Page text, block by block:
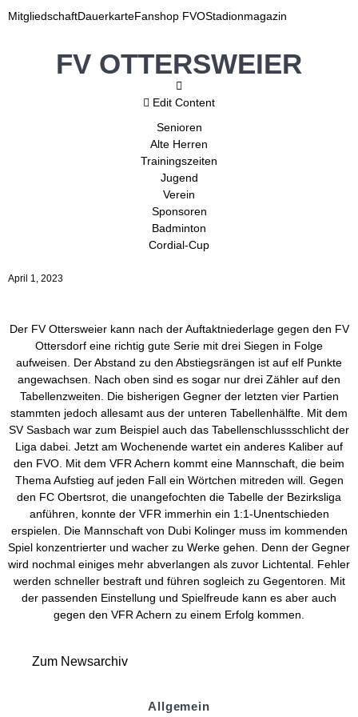
MitgliedschaftDauerkarteFanshop FVOStadionmagazin
FV OTTERSWEIER
Edit Content
Senioren
Alte Herren
Trainingszeiten
Jugend
Verein
Sponsoren
Badminton
Cordial-Cup
April 1, 2023
Der FV Ottersweier kann nach der Auftaktniederlage gegen den FV
Ottersdorf eine richtig gute Serie mit drei Siegen in Folge
aufweisen. Der Abstand zu den Abstiegsrängen ist auf elf Punkte
angewachsen. Nach oben sind es sogar nur drei Zähler auf den
Tabellenzweiten. Die bisherigen Gegner der letzten vier Partien
stammten jedoch allesamt aus der unteren Tabellenhälfte. Mit dem
SV Sasbach war zum Beispiel auch das Tabellenschlussschlicht der
Liga dabei. Jetzt am Wochenende wartet ein anderes Kaliber auf
den FVO. Mit dem VFR Achern kommt eine Mannschaft, die beim
Thema Aufstieg auf jeden Fall ein Wörtchen mitreden will. Gegen
den FC Obertsrot, die unangefochten die Tabelle der Bezirksliga
anführen, konnte der VFR immerhin ein 1:1-Unentschieden
erspielen. Die Mannschaft von Dubi Kolinger muss im kommenden
Spiel konzentrierter und wacher zu Werke gehen. Denn der Gegner
wird nochmal einiges mehr abverlangen als zuvor Lichtental. Fehler
werden schneller bestraft und führen sogleich zu Gegentoren. Mit
der passenden Einstellung und Spielfreude kann es aber auch
gegen den VFR Achern zu einem Erfolg kommen.
Zum Newsarchiv
Allgemein